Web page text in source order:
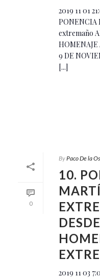
2019 11 01
PONENCIA
extremaño
HOMENAJE
9 DE
[...]
0
ByPaco De la
10.
2019 11 03